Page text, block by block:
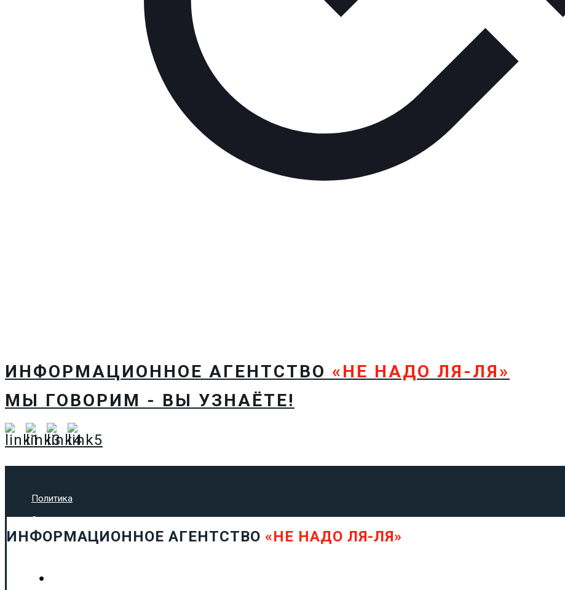
ИНФОРМАЦИОННОЕ АГЕНТСТВО «НЕ НАДО ЛЯ-ЛЯ»
МЫ ГОВОРИМ - ВЫ УЗНАЁТЕ!
Политика
Экономика
Общество
Технологии
ИНФОРМАЦИОННОЕ АГЕНТСТВО «НЕ НАДО ЛЯ-ЛЯ»